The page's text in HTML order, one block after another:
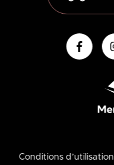
Conditions d’utilisation